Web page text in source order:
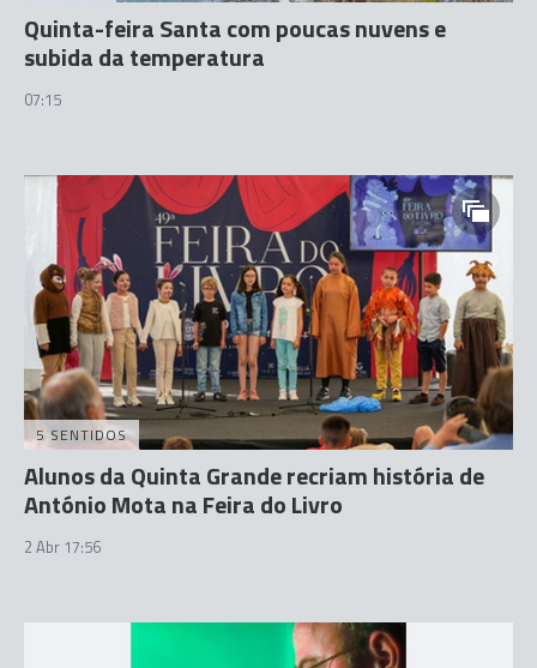
Quinta-feira Santa com poucas nuvens e
subida da temperatura
07:15
5 SENTIDOS
Alunos da Quinta Grande recriam história de
António Mota na Feira do Livro
2 Abr 17:56